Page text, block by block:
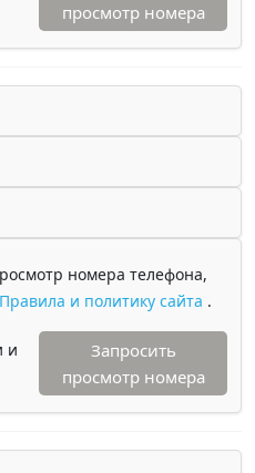
просмотр номера
номера телефона,
Правила и политику сайта .
и
Запросить
просмотр номера